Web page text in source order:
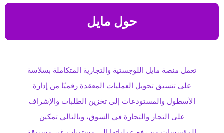
حول مايل
تعمل منصة مايل اللوجستية والتجارية المتكاملة بسلاسة
على تنسيق تحويل العمليات المعقدة رقميًا من إدارة
الأسطول والمستودعات إلى تخزين الطلبات والإشراف
على التجار والتجارة في السوق، وبالتالي تمكين